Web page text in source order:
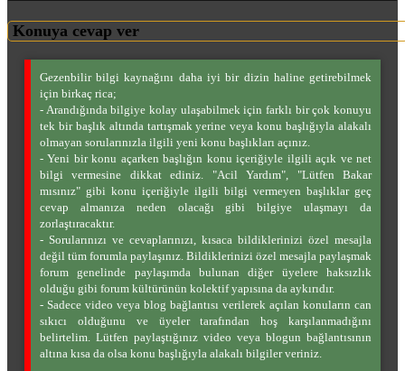
Konuya cevap ver
Gezenbilir bilgi kaynağını daha iyi bir dizin haline getirebilmek
için birkaç rica;
- Arandığında bilgiye kolay ulaşabilmek için farklı bir çok konuyu
tek bir başlık altında tartışmak yerine veya konu başlığıyla alakalı
olmayan sorularınızla ilgili yeni konu başlıkları açınız.
- Yeni bir konu açarken başlığın konu içeriğiyle ilgili açık ve net
bilgi vermesine dikkat ediniz. "Acil Yardım", "Lütfen Bakar
mısınız" gibi konu içeriğiyle ilgili bilgi vermeyen başlıklar geç
cevap almanıza neden olacağı gibi bilgiye ulaşmayı da
zorlaştıracaktır.
- Sorularınızı ve cevaplarınızı, kısaca bildiklerinizi özel mesajla
değil tüm forumla paylaşınız. Bildiklerinizi özel mesajla paylaşmak
forum genelinde paylaşımda bulunan diğer üyelere haksızlık
olduğu gibi forum kültürünün kolektif yapısına da aykırıdır.
- Sadece video veya blog bağlantısı verilerek açılan konuların can
sıkıcı olduğunu ve üyeler tarafından hoş karşılanmadığını
belirtelim. Lütfen paylaştığınız video veya blogun bağlantısının
altına kısa da olsa konu başlığıyla alakalı bilgiler veriniz.